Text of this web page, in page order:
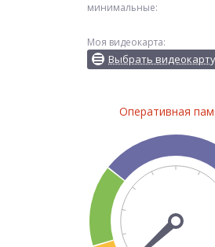
минимальные:
Моя видеокарта:
Выбрать видеокарту
Оперативная